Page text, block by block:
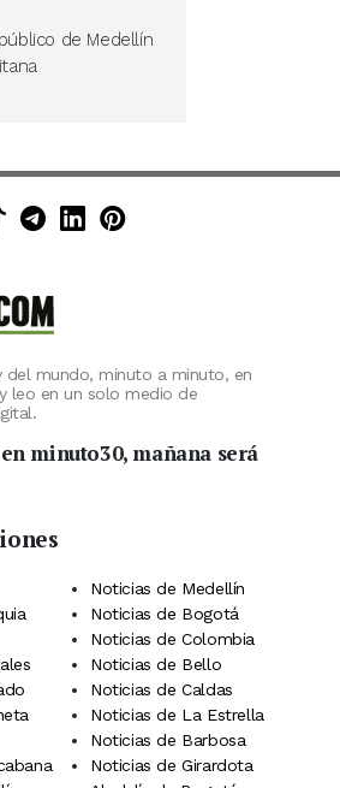
de Medellín
Facebook
en Instagram
en X (Twitter)
Minuto30 en TikTok
Canal de Minuto30 en
Minuto30 en LinkedIn
Minuto30 en
del mundo, minuto a minuto, en
leo en un solo medio de
minuto30, mañana será
Noticias de Medellín
Noticias de Bogotá
Noticias de Colombia
Noticias de Bello
Noticias de Caldas
Noticias de La Estrella
Noticias de Barbosa
Noticias de Girardota